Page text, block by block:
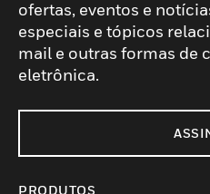
ofertas, eventos e
especiais e tópicos
mail e outras formas de
eletrônica.
PRODUTOS